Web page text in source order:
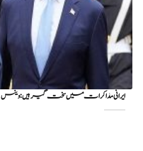
ایرانی مذاکرات میں سخت گیر ہیں: وینس